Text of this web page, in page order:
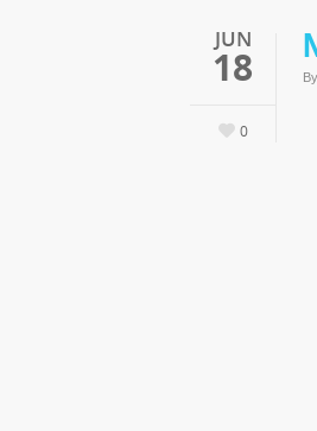
JUN
18
0
By